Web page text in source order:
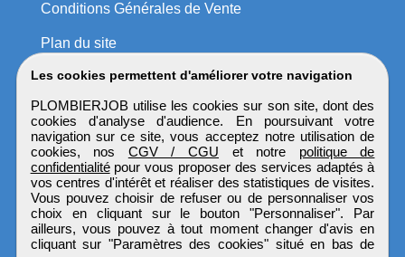
Les cookies permettent d'améliorer votre navigation
PLOMBIERJOB utilise les cookies sur son site, dont des
cookies d'analyse d'audience. En poursuivant votre
navigation sur ce site, vous acceptez notre utilisation de
cookies, nos CGV / CGU et notre politique de
confidentialitépour vous proposer des services adaptés à
vos centres d'intérêt et réaliser des statistiques de visites.
Vous pouvez choisir de refuser ou de personnaliser vos
choix en cliquant sur le bouton "Personnaliser". Par
ailleurs, vous pouvez à tout moment changer d'avis en
cliquant sur "Paramètres des cookies" situé en bas de
Conditions Générales de Vente
Plan du site